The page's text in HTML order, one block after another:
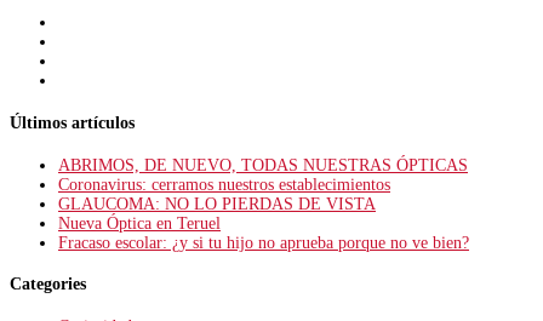
Últimos artículos
ABRIMOS, DE NUEVO, TODAS NUESTRAS ÓPTICAS
Coronavirus: cerramos nuestros establecimientos
GLAUCOMA: NO LO PIERDAS DE VISTA
Nueva Óptica en Teruel
Fracaso escolar: ¿y si tu hijo no aprueba porque no ve bien?
Categories